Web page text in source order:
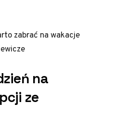
zabrać na wakacje
na
ze